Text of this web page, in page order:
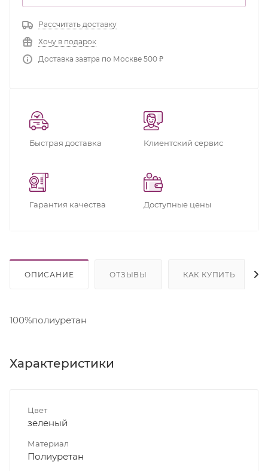
Рассчитать доставку
Хочу в подарок
Доставка завтра по Москве 500 ₽
Быстрая доставка Клиентский сервис
Гарантия качества Доступные цены
ОПИСАНИЕ ОТЗЫВЫ КАК КУПИТЬ
100%полиуретан
Характеристики
Цвет
зеленый
Материал
Полиуретан